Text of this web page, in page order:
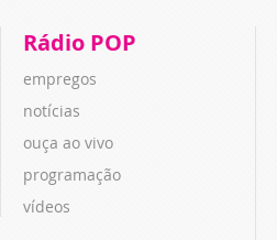
Rádio POP
empregos
notícias
ouça ao vivo
programação
vídeos